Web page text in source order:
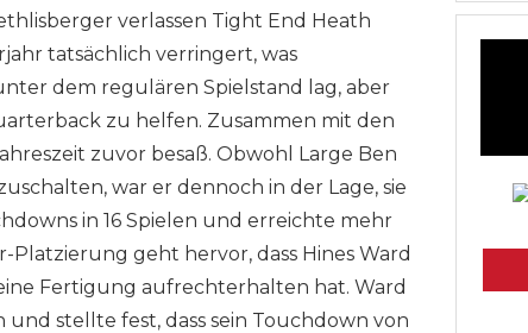
verlassen Tight End Heath
tatsächlich verringert, was
dem regulären Spielstand lag, aber
zu helfen. Zusammen mit den
zuvor besaß. Obwohl Large Ben
war er dennoch in der Lage, sie
in 16 Spielen und erreichte mehr
geht hervor, dass Hines Ward
Fertigung aufrechterhalten hat. Ward
stellte fest, dass sein Touchdown von